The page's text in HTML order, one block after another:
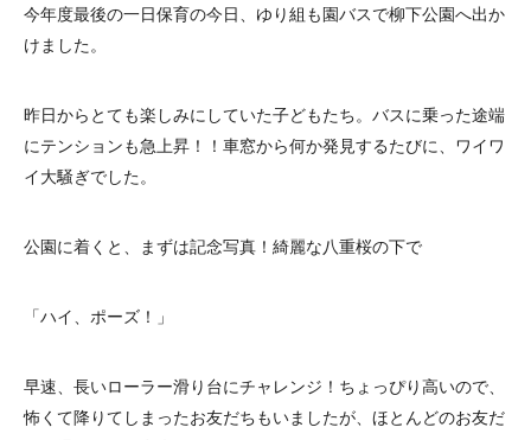
今年度最後の一日保育の今日、ゆり組も園バスで柳下公園へ出か
けました。
昨日からとても楽しみにしていた子どもたち。バスに乗った途端
にテンションも急上昇！！車窓から何か発見するたびに、ワイワ
イ大騒ぎでした。
公園に着くと、まずは記念写真！綺麗な八重桜の下で
「ハイ、ポーズ！」
早速、長いローラー滑り台にチャレンジ！ちょっぴり高いので、
怖くて降りてしまったお友だちもいましたが、ほとんどのお友だ